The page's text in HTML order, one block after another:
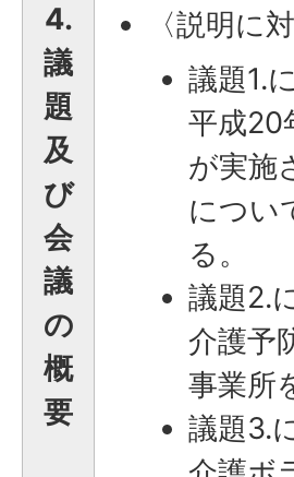
4.
議
題
及
び
会
議
の
概
要
〈説明に
議題1.
平成20
が実施
につい
る。
議題2.
介護予
事業所
議題3.